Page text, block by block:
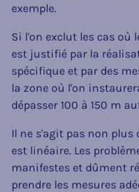
exemple.
Si l'on exclut les cas où
est justifié par la
spécifique et par des
la zone où l'on
dépasser 100 à 150 m
Il ne s'agit pas non
est linéaire. Les
manifestes et dûment
prendre les mesures